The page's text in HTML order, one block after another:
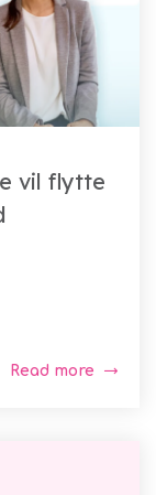
vil flytte
Read more